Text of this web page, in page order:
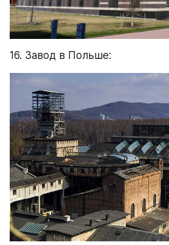
16. Завод в Польше: